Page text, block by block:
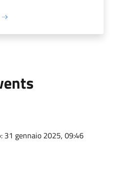
: 31 gennaio 2025, 09:46